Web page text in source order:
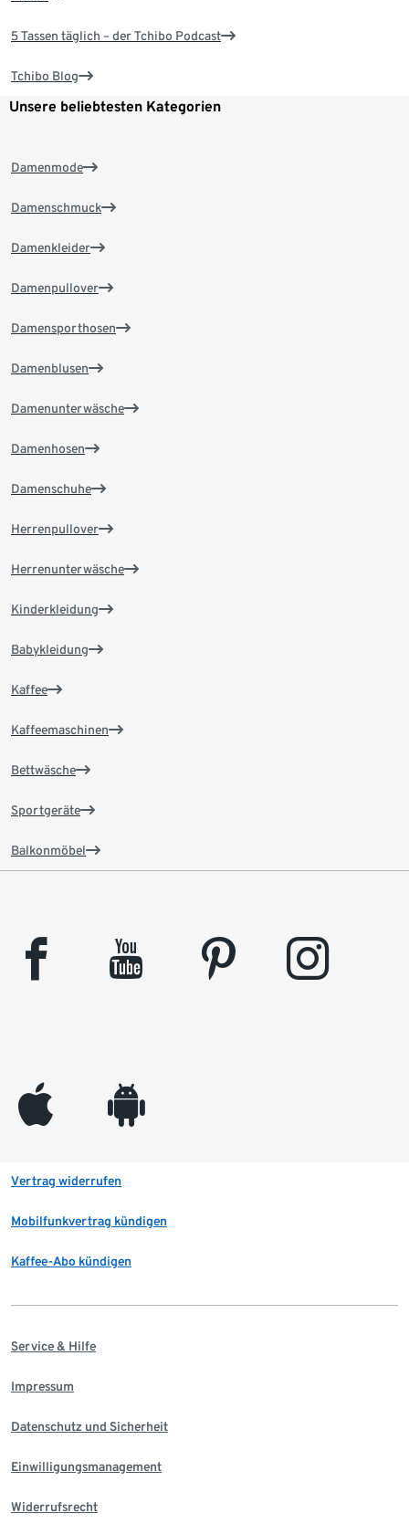
5 Tassen täglich – der Tchibo Podcast
Tchibo Blog
Unsere beliebtesten Kategorien
Damenmode
Damenschmuck
Damenkleider
Damenpullover
Damensporthosen
Damenblusen
Damenunterwäsche
Damenhosen
Damenschuhe
Herrenpullover
Herrenunterwäsche
Kinderkleidung
Babykleidung
Kaffee
Kaffeemaschinen
Bettwäsche
Sportgeräte
Balkonmöbel
facebook youtube pinterest instagram
appleinc android
Vertrag widerrufen
Mobilfunkvertrag kündigen
Kaffee-Abo kündigen
Service & Hilfe
Impressum
Datenschutz und Sicherheit
Einwilligungsmanagement
Widerrufsrecht